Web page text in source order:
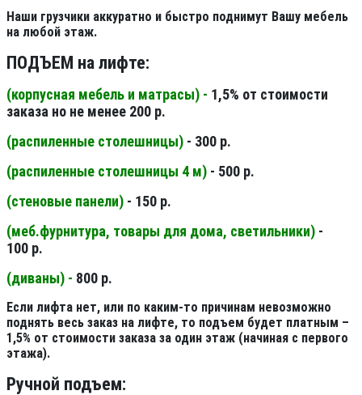
Наши грузчики аккуратно и быстро поднимут Вашу мебель
на любой этаж.
ПОДЪЕМ на лифте:
(корпусная мебель и матрасы) - 1,5% от стоимости
заказа но не менее 200 р.
(распиленные столешницы) - 300 р.
(распиленные столешницы 4 м) - 500 р.
(стеновые панели) - 150 р.
(меб.фурнитура, товары для дома, светильники) -
100 р.
(диваны) - 800 р.
Если лифта нет, или по каким-то причинам невозможно
поднять весь заказ на лифте, то подъем будет платным –
1,5% от стоимости заказа за один этаж (начиная с первого
этажа).
Ручной подъем: